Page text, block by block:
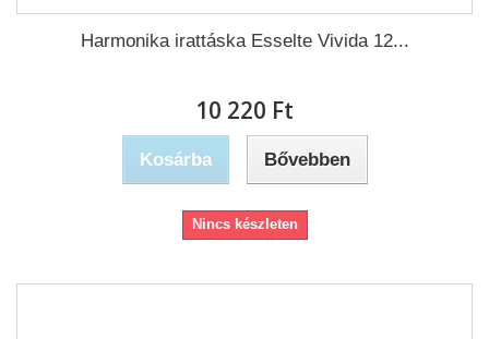
Harmonika irattáska Esselte Vivida 12...
10 220 Ft‎
Kosárba Bővebben
Nincs készleten